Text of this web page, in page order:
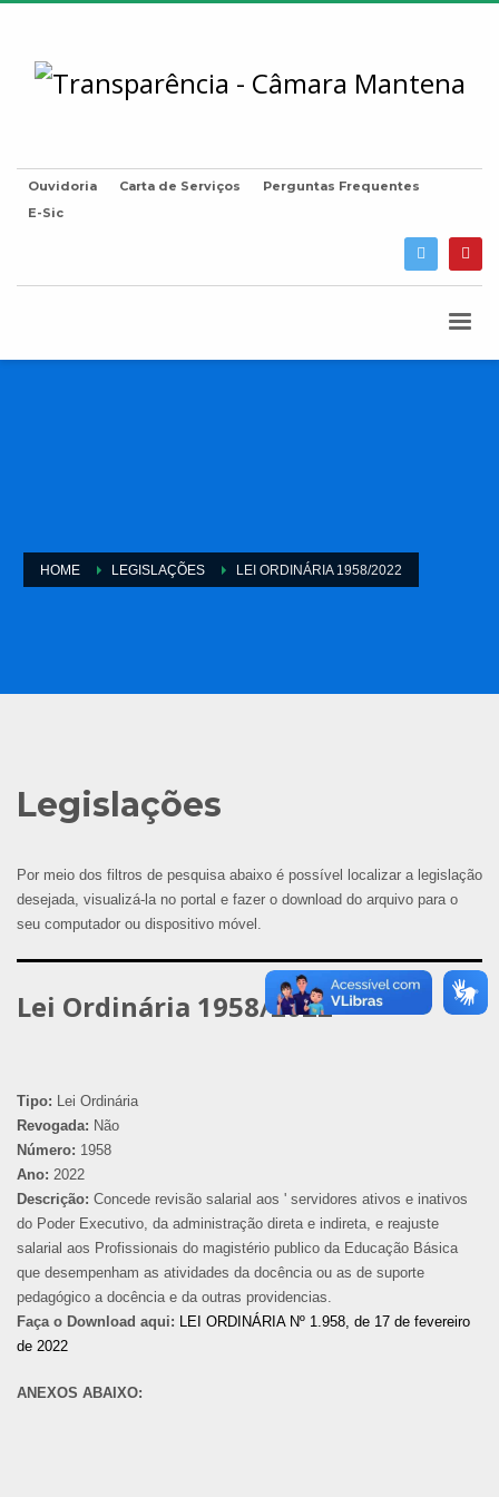
Ouvidoria Carta de Serviços
Perguntas Frequentes
E-Sic
HOME LEGISLAÇÕES LEI ORDINÁRIA 1958/2022
Legislações
Por meio dos filtros de pesquisa abaixo é possível localizar a legislação
desejada, visualizá-la no portal e fazer o download do arquivo para o
seu computador ou dispositivo móvel.
Lei Ordinária 1958/2022
Tipo: Lei Ordinária
Revogada: Não
Número: 1958
Ano: 2022
Descrição: Concede revisão salarial aos ' servidores ativos e inativos
do Poder Executivo, da administração direta e indireta, e reajuste
salarial aos Profissionais do magistério publico da Educação Básica
que desempenham as atividades da docência ou as de suporte
pedagógico a docência e da outras providencias.
Faça o Download aqui: LEI ORDINÁRIA Nº 1.958, de 17 de fevereiro
de 2022
ANEXOS ABAIXO: